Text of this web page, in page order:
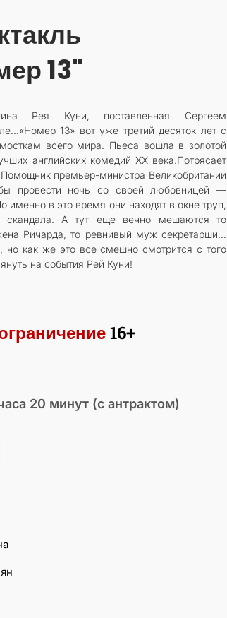
13"
Рея Куни, поставленная Сергеем
13» вот уже третий десяток лет с
всего мира. Пьеса вошла в золотой
английских комедий XX века.Потрясает
премьер-министра Великобритании
провести ночь со своей любовницей —
именно в это время они находят в окне труп,
скандала. А тут еще вечно мешаются то
Ричарда, то ревнивый муж секретарши…
но как же это все смешно смотрится с того
на события Рей Куни!
16+
20 минут (с антрактом)